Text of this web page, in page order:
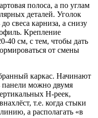
полоса, а по углам
деталей. Уголок
до свеса карниза, а снизу
Крепление
40 см, с тем, чтобы дать
от смены
каркас. Начинают
панели можно двумя
Н-реек,
т.е. когда стыки
а располагать «в